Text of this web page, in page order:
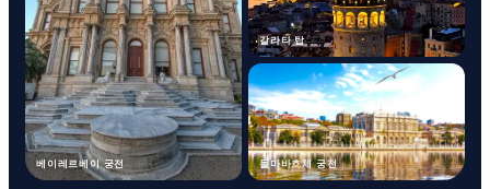
베이레르베이 궁전
갈라타 탑
돌마바흐체 궁전